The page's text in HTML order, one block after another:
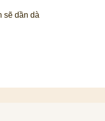
sẽ dần dà